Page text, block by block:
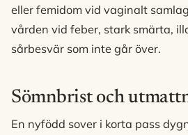
eller femidom vid vaginalt
vården vid feber, stark smärta,
sårbesvär som inte går över.
Sömnbrist och
En nyfödd sover i korta pass